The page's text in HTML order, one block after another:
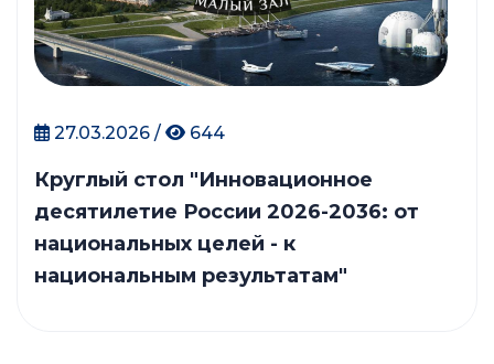
27.03.2026 / 644
Круглый стол "Инновационное
десятилетие России 2026-2036: от
национальных целей - к
национальным результатам"